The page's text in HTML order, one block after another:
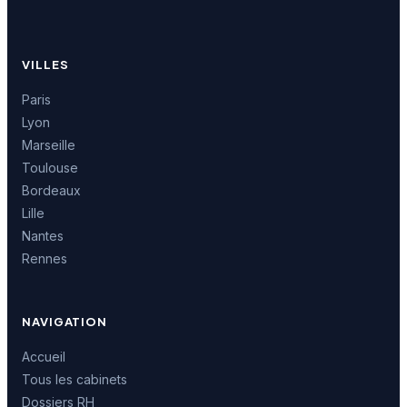
VILLES
Paris
Lyon
Marseille
Toulouse
Bordeaux
Lille
Nantes
Rennes
NAVIGATION
Accueil
Tous les cabinets
Dossiers RH